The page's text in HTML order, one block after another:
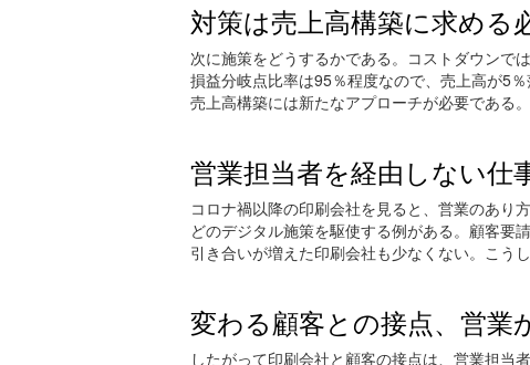
対策は売上高構築に求める
次に施策をどうするかである。コストダウンで
損益分岐点比率は95％程度なので、売上高が5
売上高構築には新たなアプローチが必要である。
営業担当者を経由しない仕
コロナ禍以降の印刷会社を見ると、営業のあり
どのデジタル施策を駆使する例がある。顧客要
引き合いが増えた印刷会社も少なくない。こう
変わる顧客との接点、営業
したがって印刷会社と顧客の接点は、営業担当